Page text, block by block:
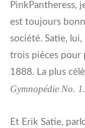
PinkPantheress,
est toujours
société. Satie,
trois pièces pour
1888. La plus
Gymnopédie No. 1.
Et Erik Satie,